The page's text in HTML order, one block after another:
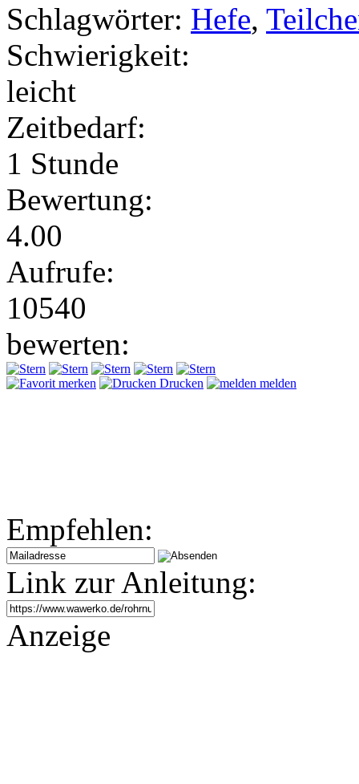
Schlagwörter: Hefe,
Schwierigkeit:
leicht
Zeitbedarf:
1 Stunde
Bewertung:
4.00
Aufrufe:
10540
bewerten:
merken Drucken melden
Empfehlen:
Link zur Anleitung:
Anzeige